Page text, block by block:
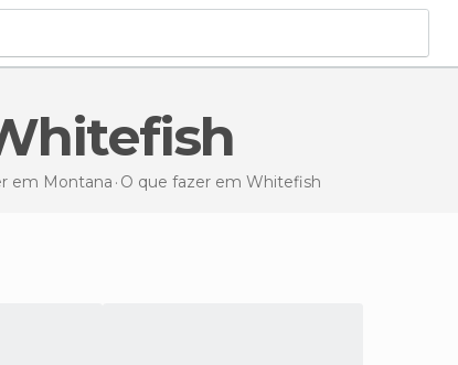
em Montana O que fazer em Whitefish